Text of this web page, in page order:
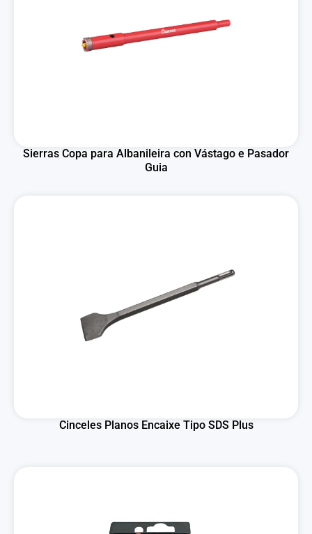
Sierras Copa para Albanileira con Vástago e Pasador
Guia
Cinceles Planos Encaixe Tipo SDS Plus